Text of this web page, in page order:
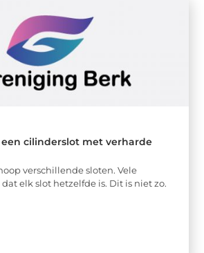
cilinderslot met verharde
verschillende sloten. Vele
elk slot hetzelfde is. Dit is niet zo.